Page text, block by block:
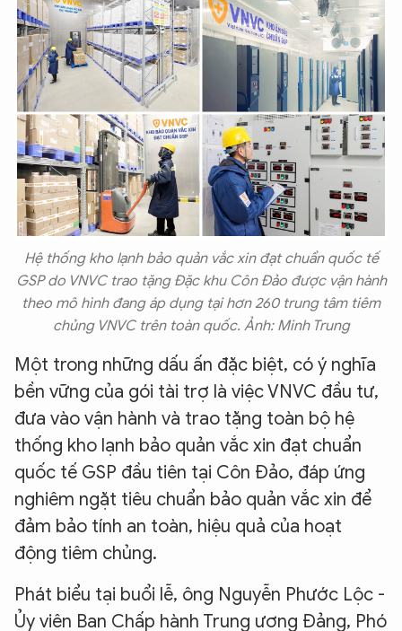
Hệ thống kho lạnh bảo quản vắc xin đạt chuẩn quốc tế
GSP do VNVC trao tặng Đặc khu Côn Đảo được vận hành
theo mô hình đang áp dụng tại hơn 260 trung tâm tiêm
chủng VNVC trên toàn quốc. Ảnh: Minh Trung
​​Một trong những dấu ấn đặc biệt, có ý nghĩa
bền vững của gói tài trợ là việc VNVC đầu tư,
đưa vào vận hành và trao tặng toàn bộ hệ
thống kho lạnh bảo quản vắc xin đạt chuẩn
quốc tế GSP đầu tiên tại Côn Đảo, đáp ứng
nghiêm ngặt tiêu chuẩn bảo quản vắc xin để
đảm bảo tính an toàn, hiệu quả của hoạt
động tiêm chủng.
Phát biểu tại buổi lễ, ông Nguyễn Phước Lộc -
Ủy viên Ban Chấp hành Trung ương Đảng, Phó